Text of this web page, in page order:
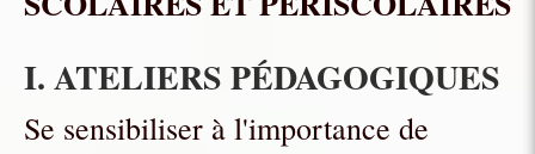
I. ATELIERS PÉDAGOGIQUES
Se sensibiliser à l'importance de